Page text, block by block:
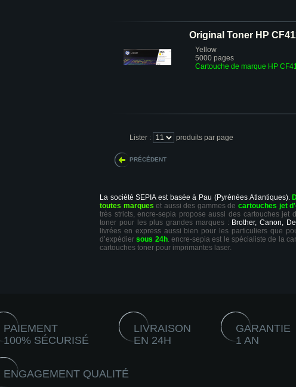
Original Toner HP
Yellow
5000 pages
Cartouche de marque HP
Lister : produits par page
PRÉCÉDENT
La société SEPIA est basée à Pau (Pyrénées Atlantiques).
toutes marques et aussi des gammes decartouches jet
très stricts, encre-sepia propose aussi des cartouches jet
toner pour les plus grandes marques : Brother, Canon,
livrées en express aussi bien pour les particuliers que
d’expédiersous 24h. encre-sepia est le spécialiste de la
cartouches toner pour imprimantes laser.
PAIEMENT
100% SÉCURISÉ
LIVRAISON
EN 24H
GARANTIE
1 AN
ENGAGEMENT QUALITÉ